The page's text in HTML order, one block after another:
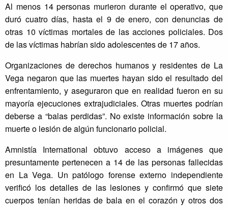
Al menos 14 personas murieron durante el operativo, que
duró cuatro días, hasta el 9 de enero, con denuncias de
otras 10 víctimas mortales de las acciones policiales. Dos
de las víctimas habrían sido adolescentes de 17 años.
Organizaciones de derechos humanos y residentes de La
Vega negaron que las muertes hayan sido el resultado del
enfrentamiento, y aseguraron que en realidad fueron en su
mayoría ejecuciones extrajudiciales. Otras muertes podrían
deberse a “balas perdidas”. No existe información sobre la
muerte o lesión de algún funcionario policial.
Amnistía International obtuvo acceso a imágenes que
presuntamente pertenecen a 14 de las personas fallecidas
en La Vega. Un patólogo forense externo independiente
verificó los detalles de las lesiones y confirmó que siete
cuerpos tenían heridas de bala en el corazón y otros dos